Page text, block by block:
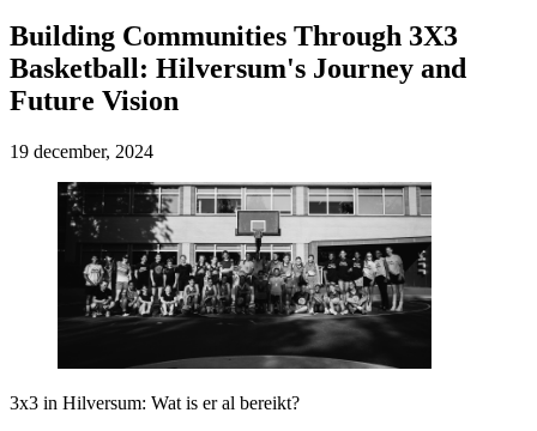
Building Communities Through 3X3
Basketball: Hilversum's Journey and
Future Vision
19 december, 2024
3x3 in Hilversum: Wat is er al bereikt?